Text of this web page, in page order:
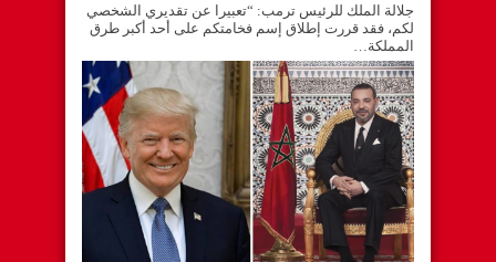
جلالة الملك للرئيس ترمب: “تعبيرا عن تقديري الشخصي
لكم، فقد قررت إطلاق إسم فخامتكم على أحد أكبر طرق
المملكة…